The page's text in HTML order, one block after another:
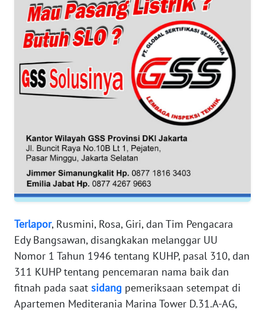
Terlapor, Rusmini, Rosa, Giri, dan Tim Pengacara
Edy Bangsawan, disangkakan melanggar UU
Nomor 1 Tahun 1946 tentang KUHP, pasal 310, dan
311 KUHP tentang pencemaran nama baik dan
fitnah pada saat sidang pemeriksaan setempat di
Apartemen Mediterania Marina Tower D.31.A-AG,
BARAT
WN
RIAU
WN
SERAMBI
JAMBI
WN
SULTRA
NTB
WN
SULTENG
WN